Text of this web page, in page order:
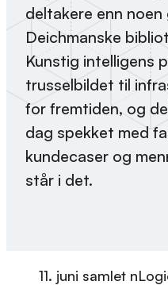
deltakere enn
Deichmanske
Kunstig intelligens
trusselbildet til
for fremtiden, og
dag spekket med
kundecaser og
står i det.
11. juni samlet